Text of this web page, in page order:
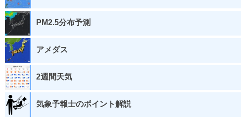
PM2.5分布予測
アメダス
2週間天気
気象予報士のポイント解説